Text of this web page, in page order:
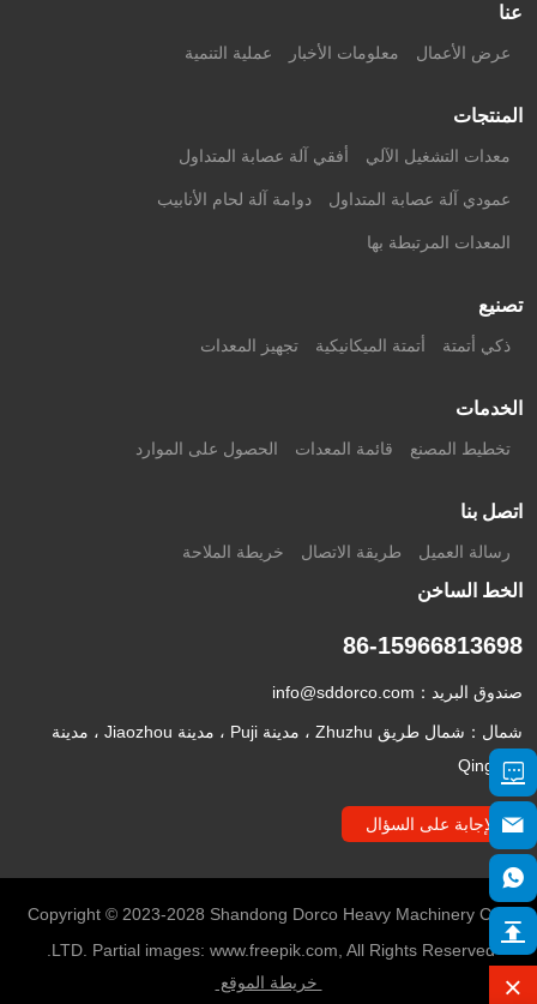
عنا
عرض الأعمال معلومات الأخبار عملية التنمية
المنتجات
معدات التشغيل الآلي أفقي آلة عصابة المتداول
عمودي آلة عصابة المتداول دوامة آلة لحام الأنابيب
المعدات المرتبطة بها
تصنيع
ذكي أتمتة أتمتة الميكانيكية تجهيز المعدات
الخدمات
تخطيط المصنع قائمة المعدات الحصول على الموارد
اتصل بنا
رسالة العميل طريقة الاتصال خريطة الملاحة
الخط الساخن
86-15966813698
صندوق البريد： info@sddorco.com
شمال：شمال طريق Zhuzhu ، مدينة Puji ، مدينة Jiaozhou ، مدينة
Qingdao
الإجابة على السؤال
Copyright © 2023-2028 Shandong Dorco Heavy Machinery Co.,
LTD. Partial images: www.freepik.com, All Rights Reserved.
خريطة الموقع